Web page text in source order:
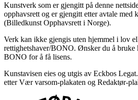
Kunstverk som er gjengitt på denne
opphavsrett og er gjengitt etter avtale med
(Billedkunst Opphavsrett i Norge).
Verk kan ikke gjengis uten hjemmel i lov
rettighetshaver/BONO. Ønsker du å bruke
BONO for å få lisens.
Kunstavisen eies og utgis av Eckbos
etter Vær varsom-plakaten og Redaktør-